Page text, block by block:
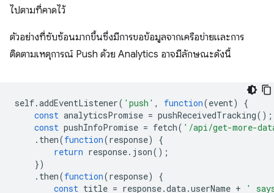
ไปตามที่คาดไว้
ตัวอย่างที่ซับซ้อนมากขึ้นซึ่งมีการขอข้อมูลจากเครือข่ายและการ
ติดตามเหตุการณ์ Push ด้วย Analytics อาจมีลักษณะดังนี้
self.addEventListener( 'push' , function(event)
{
const analyticsPromise = pushReceivedTracking();
const pushInfoPromise = fetch( '/api/get-more-
. then(function(response)
{
return response. json();
})
. then(function(response)
{
const title = response.data.userName +
'